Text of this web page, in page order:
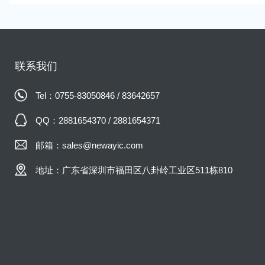
3011TS），气缸上有两个火
联系我们
Tel：0755-83050846 / 83642657
QQ：2881654370 / 2881654371
邮箱：sales@newayic.com
地址：广东省深圳市福田区八卦岭工业区511栋810